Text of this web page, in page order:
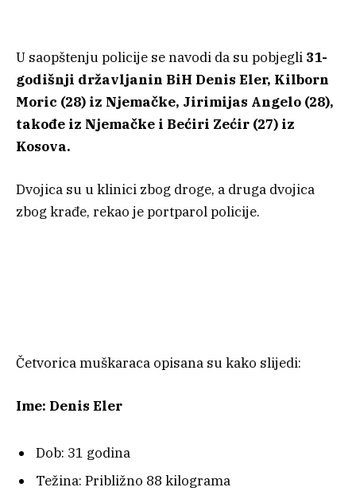
U saopštenju policije se navodi da su pobjegli 31-
godišnji državljanin BiH Denis Eler, Kilborn
Moric (28) iz Njemačke, Jirimijas Angelo (28),
takođe iz Njemačke i Bećiri Zećir (27) iz
Kosova.
Dvojica su u klinici zbog droge, a druga dvojica
zbog krađe, rekao je portparol policije.
Četvorica muškaraca opisana su kako slijedi:
Ime: Denis Eler
Dob: 31 godina
Težina: Približno 88 kilograma